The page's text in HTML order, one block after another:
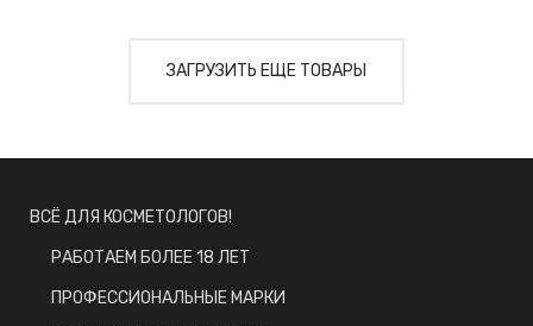
ЗАГРУЗИТЬ ЕЩЕ ТОВАРЫ
ВСЁ ДЛЯ КОСМЕТОЛОГОВ!
РАБОТАЕМ БОЛЕЕ 18 ЛЕТ
ПРОФЕССИОНАЛЬНЫЕ МАРКИ